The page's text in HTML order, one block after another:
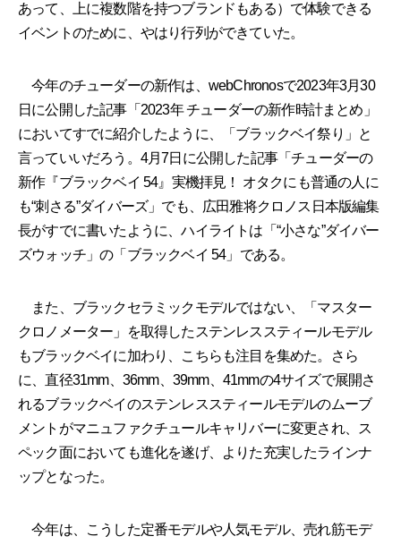
あって、上に複数階を持つブランドもある）で体験できる
イベントのために、やはり行列ができていた。
今年のチューダーの新作は、webChronosで2023年3月30
日に公開した記事「2023年 チューダーの新作時計まとめ」
においてすでに紹介したように、「ブラックベイ祭り」と
言っていいだろう。4月7日に公開した記事「チューダーの
新作『ブラックベイ 54』実機拝見！ オタクにも普通の人に
も“刺さる”ダイバーズ」でも、広田雅将クロノス日本版編集
長がすでに書いたように、ハイライトは「“小さな”ダイバー
ズウォッチ」の「ブラックベイ 54」である。
また、ブラックセラミックモデルではない、「マスター
クロノメーター」を取得したステンレススティールモデル
もブラックベイに加わり、こちらも注目を集めた。さら
に、直径31mm、36mm、39mm、41mmの4サイズで展開さ
れるブラックベイのステンレススティールモデルのムーブ
メントがマニュファクチュールキャリバーに変更され、ス
ペック面においても進化を遂げ、よりた充実したラインナ
ップとなった。
今年は、こうした定番モデルや人気モデル、売れ筋モデ